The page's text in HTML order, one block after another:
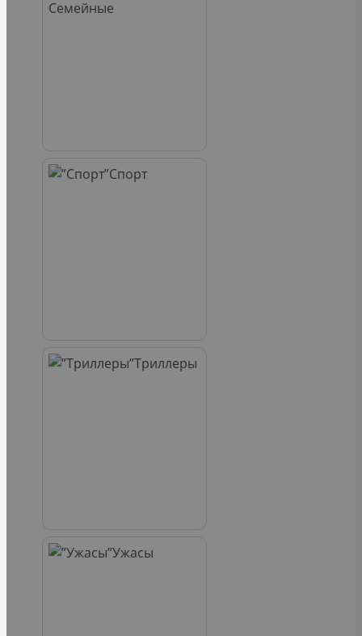
Семейные
Спорт
Триллеры
Ужасы